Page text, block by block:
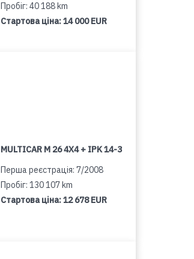
Пробіг: 40 188 km
Стартова ціна:14 000 EUR
MULTICAR M 26 4X4 + IPK 14-3
Перша реєстрація: 7/2008
Пробіг: 130 107 km
Стартова ціна:12 678 EUR